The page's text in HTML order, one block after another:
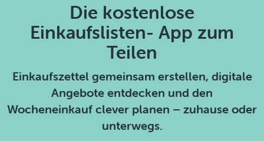
Die kostenlose
Einkaufslisten- App zum
Teilen
Einkaufszettel gemeinsam erstellen, digitale
Angebote entdecken und den
Wocheneinkauf clever planen – zuhause oder
unterwegs.